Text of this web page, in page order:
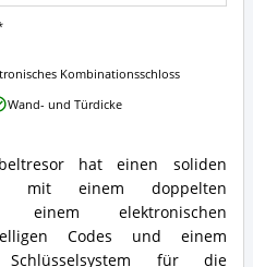
hat einen soliden
mit einem doppelten
einem elektronischen
Codes und einem
Schlüsselsystem für die
Kombinationsschloss
Wand- und Türdicke